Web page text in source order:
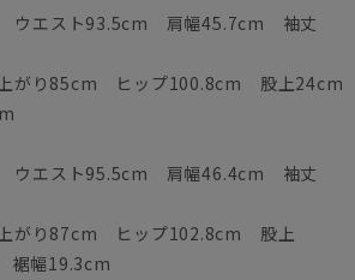
ウエスト93.5cm 肩幅45.7cm 袖丈
上がり85cm ヒップ100.8cm 股上24cm
ウエスト95.5cm 肩幅46.4cm 袖丈
がり87cm ヒップ102.8cm 股上
幅19.3cm